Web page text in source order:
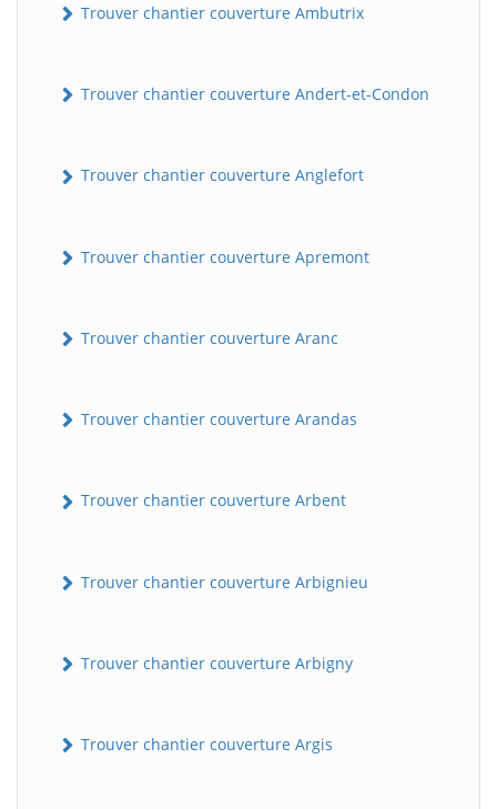
Trouver chantier couverture Ambutrix
Trouver chantier couverture Andert-et-Condon
Trouver chantier couverture Anglefort
Trouver chantier couverture Apremont
Trouver chantier couverture Aranc
Trouver chantier couverture Arandas
Trouver chantier couverture Arbent
Trouver chantier couverture Arbignieu
Trouver chantier couverture Arbigny
Trouver chantier couverture Argis